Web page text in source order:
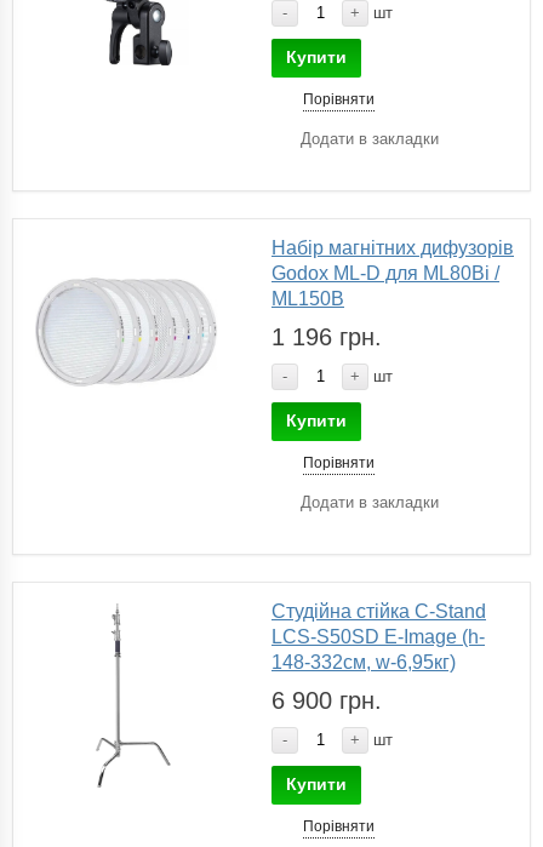
- + шт
Купити
Порівняти
Додати в закладки
Набір магнітних дифузорів
Godox ML-D для ML80Bi /
ML150B
1 196 грн.
- + шт
Купити
Порівняти
Додати в закладки
Студійна стійка C-Stand
LCS-S50SD E-Image (h-
148-332см, w-6,95кг)
6 900 грн.
- + шт
Купити
Порівняти